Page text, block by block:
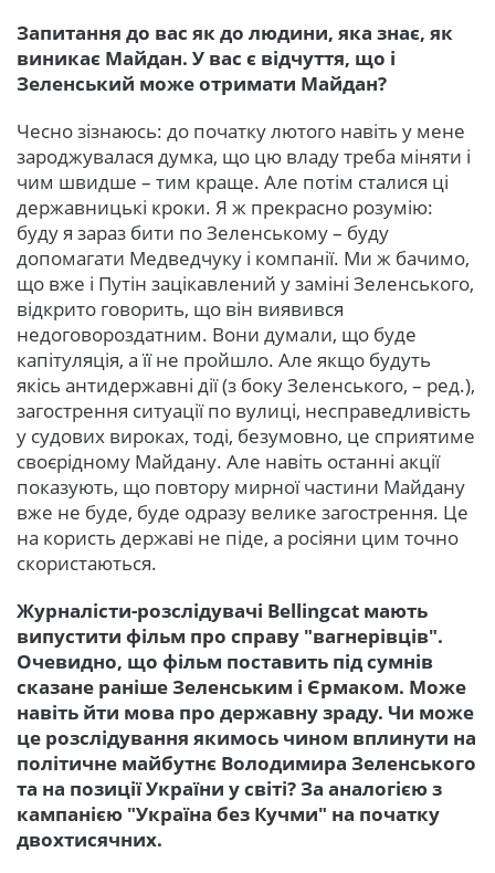
Запитання до вас як до людини, яка знає, як
виникає Майдан. У вас є відчуття, що і
Зеленський може отримати Майдан?
Чесно зізнаюсь: до початку лютого навіть у мене
зароджувалася думка, що цю владу треба міняти і
чим швидше – тим краще. Але потім сталися ці
державницькі кроки. Я ж прекрасно розумію:
буду я зараз бити по Зеленському – буду
допомагати Медведчуку і компанії. Ми ж бачимо,
що вже і Путін зацікавлений у заміні Зеленського,
відкрито говорить, що він виявився
недоговороздатним. Вони думали, що буде
капітуляція, а її не пройшло. Але якщо будуть
якісь антидержавні дії (з боку Зеленського, – ред.),
загострення ситуації по вулиці, несправедливість
у судових вироках, тоді, безумовно, це сприятиме
своєрідному Майдану. Але навіть останні акції
показують, що повтору мирної частини Майдану
вже не буде, буде одразу велике загострення. Це
на користь державі не піде, а росіяни цим точно
скористаються.
Журналісти-розслідувачі Bellingcat мають
випустити фільм про справу "вагнерівців".
Очевидно, що фільм поставить під сумнів
сказане раніше Зеленським і Єрмаком. Може
навіть йти мова про державну зраду. Чи може
це розслідування якимось чином вплинути на
політичне майбутнє Володимира Зеленського
та на позиції України у світі? За аналогією з
кампанією "Україна без Кучми" на початку
двохтисячних.